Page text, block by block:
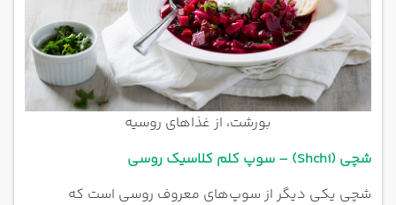
بورشت، از غذاهای روسیه
شچی (Shchi) – سوپ کلم کلاسیک روسی
شچی یکی دیگر از سوپ‌های معروف روسی است که